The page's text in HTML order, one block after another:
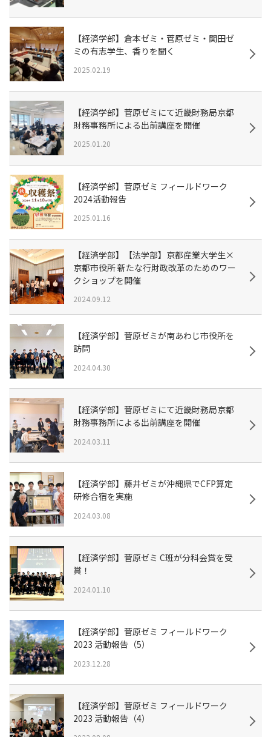
【経済学部】倉本ゼミ・菅原ゼミ・関田ゼ
ミの有志学生、香りを聞く
2025.02.19
【経済学部】菅原ゼミにて近畿財務局京都
財務事務所による出前講座を開催
2025.01.20
【経済学部】菅原ゼミ フィールドワーク
2024活動報告
2025.01.16
【経済学部】【法学部】京都産業大学生×
京都市役所 新たな行財政改革のためのワー
クショップを開催
2024.09.12
【経済学部】菅原ゼミが南あわじ市役所を
訪問
2024.04.30
【経済学部】菅原ゼミにて近畿財務局京都
財務事務所による出前講座を開催
2024.03.11
【経済学部】藤井ゼミが沖縄県でCFP算定
研修合宿を実施
2024.03.08
【経済学部】菅原ゼミ C班が分科会賞を受
賞！
2024.01.10
【経済学部】菅原ゼミ フィールドワーク
2023 活動報告（5）
2023.12.28
【経済学部】菅原ゼミ フィールドワーク
2023 活動報告（4）